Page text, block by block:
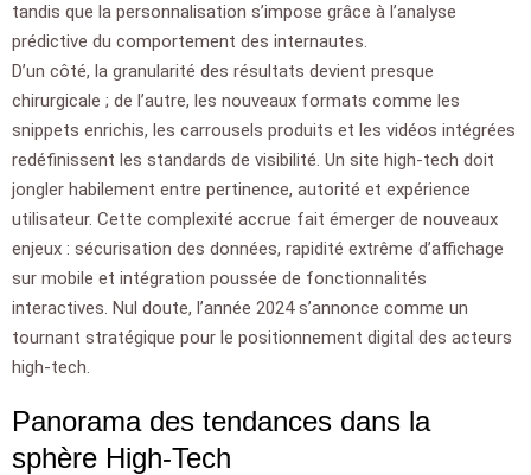
tandis que la personnalisation s’impose grâce à l’analyse
prédictive du comportement des internautes.
D’un côté, la granularité des résultats devient presque
chirurgicale ; de l’autre, les nouveaux formats comme les
snippets enrichis, les carrousels produits et les vidéos intégrées
redéfinissent les standards de visibilité. Un site high-tech doit
jongler habilement entre pertinence, autorité et expérience
utilisateur. Cette complexité accrue fait émerger de nouveaux
enjeux : sécurisation des données, rapidité extrême d’affichage
sur mobile et intégration poussée de fonctionnalités
interactives. Nul doute, l’année 2024 s’annonce comme un
tournant stratégique pour le positionnement digital des acteurs
high-tech.
Panorama des tendances dans la
sphère High-Tech